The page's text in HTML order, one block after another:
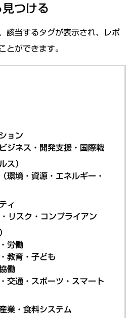
つける
該当するタグが表示され、レポ
とができます。
ョン
ジネス・開発支援・国際戦
ス）
環境・資源・エネルギー・
ィ
リスク・コンプライアン
労働
教育・子ども
働
交通・スポーツ・スマート
業・食料システム